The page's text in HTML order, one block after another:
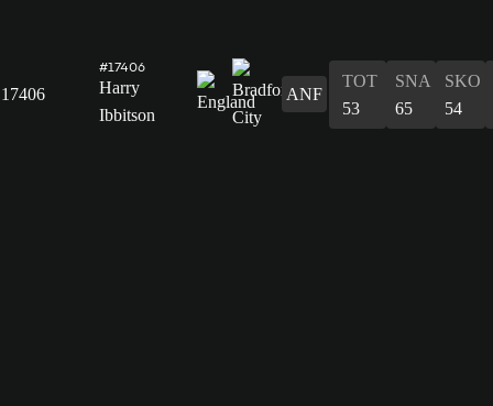
17406
#17406
Harry
Ibbitson
ANF
TOT
53
SNA
65
SKO
54